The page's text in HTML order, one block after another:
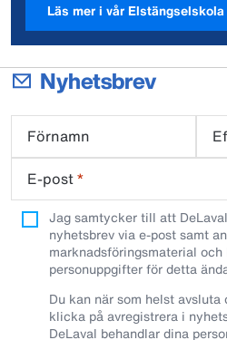
Läs mer i vår Elstängselskola
Nyhetsbrev
Förnamn
E-post*
Jag samtycker till att
nyhetsbrev via e-post samt
marknadsföringsmaterial
personuppgifter för detta
Du kan när som helst
klicka på avregistrera i
DeLaval behandlar dina